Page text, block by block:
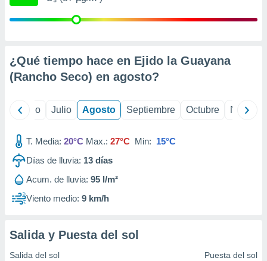
publicidad
publicidad
1199
¿Qué tiempo hace en Ejido la Guayana
(Rancho Seco) en agosto?
Junio Julio Agosto Septiembre Octubre
T. Media: 20°C Max.: 27°C Min: 15°C
Días de lluvia: 13 días
Acum. de lluvia: 95 l/m²
Viento medio: 9 km/h
Salida y Puesta del sol
Salida del sol Puesta del sol